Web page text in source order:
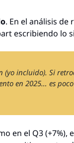
. En el análisis
escribiendo lo
incluido). Si
en 2025… es
en el Q3 (+7%),